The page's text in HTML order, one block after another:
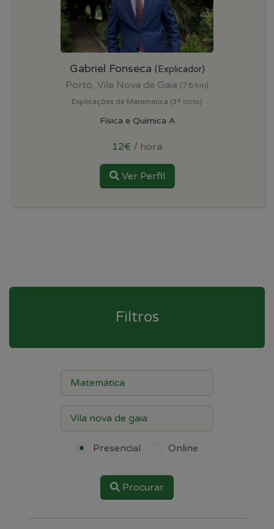
Gabriel Fonseca (Explicador)
Porto, Vila Nova de Gaia (7.6 km)
Explicações de Matematica (3º ciclo)
Física e Química A
12€ / hora
Ver Perfil
Filtros
Presencial Online
Procurar